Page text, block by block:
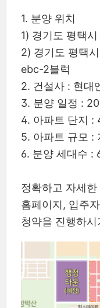
1. 분양 위치
1) 경기도 평택
2) 경기도 평택
ebc-2블럭
2. 건설사 : 현대
3. 분양 일정 :
4. 아파트 단지 :
5. 아파트 규모 :
6. 분양 세대수 :
정확하고 자세
홈페이지, 입주
청약을 진행하